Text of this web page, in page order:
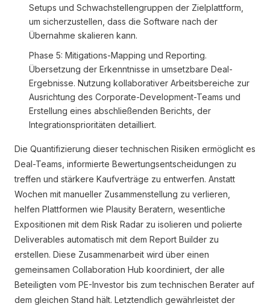
Setups und Schwachstellengruppen der Zielplattform,
um sicherzustellen, dass die Software nach der
Übernahme skalieren kann.
Phase 5: Mitigations-Mapping und Reporting.
Übersetzung der Erkenntnisse in umsetzbare Deal-
Ergebnisse. Nutzung kollaborativer Arbeitsbereiche zur
Ausrichtung des Corporate-Development-Teams und
Erstellung eines abschließenden Berichts, der
Integrationsprioritäten detailliert.
Die Quantifizierung dieser technischen Risiken ermöglicht es
Deal-Teams, informierte Bewertungsentscheidungen zu
treffen und stärkere Kaufverträge zu entwerfen. Anstatt
Wochen mit manueller Zusammenstellung zu verlieren,
helfen Plattformen wie Plausity Beratern, wesentliche
Expositionen mit dem Risk Radar zu isolieren und polierte
Deliverables automatisch mit dem Report Builder zu
erstellen. Diese Zusammenarbeit wird über einen
gemeinsamen Collaboration Hub koordiniert, der alle
Beteiligten vom PE-Investor bis zum technischen Berater auf
dem gleichen Stand hält. Letztendlich gewährleistet der